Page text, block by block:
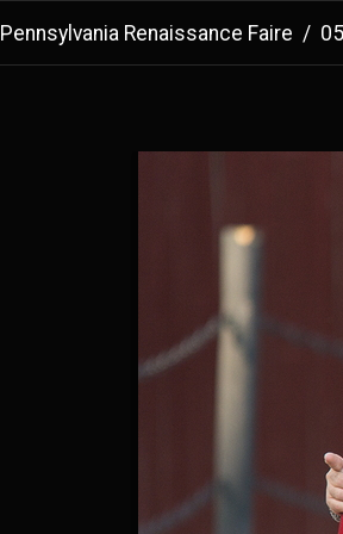
Pennsylvania Renaissance Faire